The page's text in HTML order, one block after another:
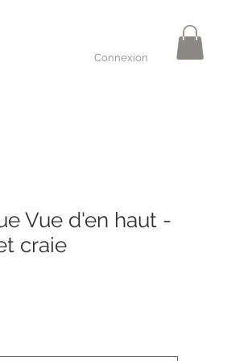
Connexion
Vue d'en haut -
craie